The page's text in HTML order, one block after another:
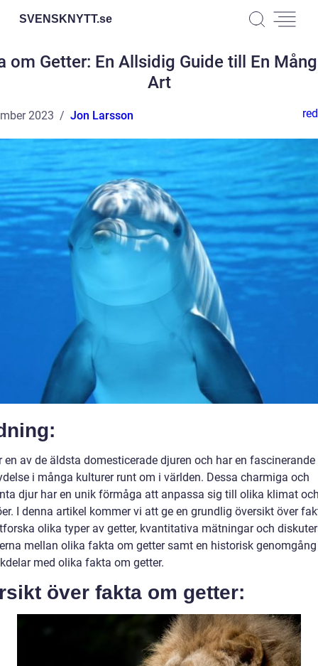
SVENSKNYTT.se
om Getter: En Allsidig Guide till En
Art
2023 Jon Larsson
en av de äldsta domesticerade djuren och har en
i många kulturer runt om i världen. Dessa charmiga och
djur har en unik förmåga att anpassa sig till olika klimat
I denna artikel kommer vi att ge en grundlig översikt över
olika typer av getter, kvantitativa mätningar och
mellan olika fakta om getter samt en historisk
med olika fakta om getter.
över fakta om getter: